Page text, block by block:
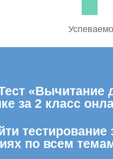
«Вычитание
за 2 класс
по всем